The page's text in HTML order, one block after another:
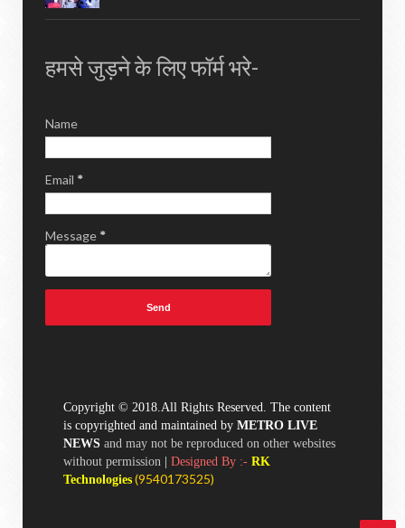
हमसे जुड़ने के लिए फॉर्म भरे-
Name
Email *
Message *
Copyright © 2018.All Rights Reserved. The content
is copyrighted and maintained by METRO LIVE
NEWS and may not be reproduced on other websites
without permission | Designed By :- RK
Technologies (9540173525)